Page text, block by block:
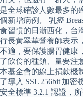
是全球確診人數最多的
個新增病例。 乳癌
食習慣的日漸西化，台
行長黃翠華營養師表示
不適，要保護腸胃健康
了飲食的種類、量要注
本基金會的線上捐款機
了導入 SSL 256bit 加密
安全標準 3.2.1 認證，